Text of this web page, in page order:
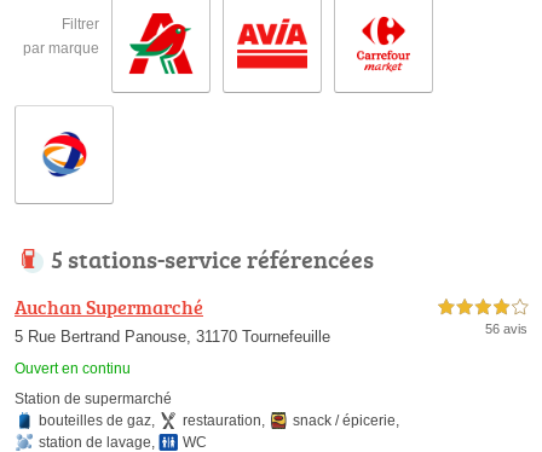
Filtrer
par marque
5 stations-service référencées
Auchan Supermarché
5 Rue Bertrand Panouse, 31170 Tournefeuille
Ouvert en continu
4,0 étoiles sur 5
56 avis
Station de supermarché
bouteilles de gaz, restauration, snack / épicerie,
station de lavage, WC
Disponible